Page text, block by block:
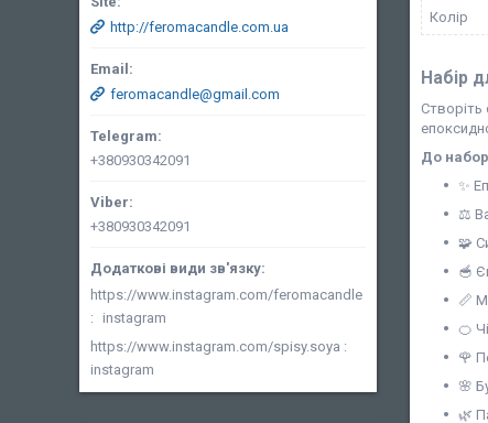
Колір
Набір
Створіть
До
✨
⚖️
🧩
🥣
📏
🍊
🌹
🌸
🌿
http://feromacandle.com.ua
feromacandle@gmail.com
+380930342091
+380930342091
https://www.instagram.com/feromacandle
instagram
https://www.instagram.com/spisy.soya
instagram